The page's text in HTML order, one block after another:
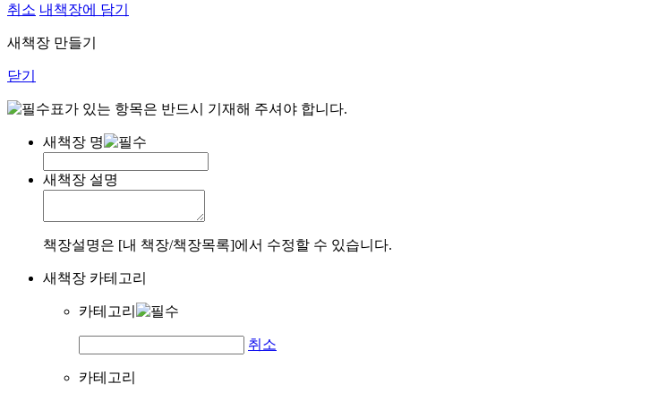
취소 내책장에 담기
새책장 만들기
닫기
표가 있는 항목은 반드시 기재해 주셔야 합니다.
새책장 명
새책장 설명
책장설명은 [내 책장/책장목록]에서 수정할 수 있습니다.
새책장 카테고리
카테고리
취소
카테고리